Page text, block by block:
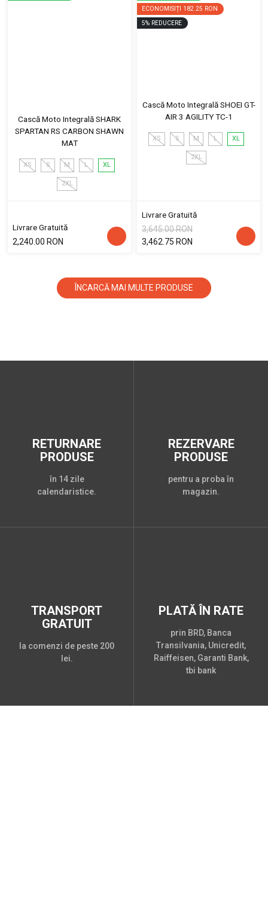
Cască Moto Integrală SHARK
SPARTAN RS CARBON SHAWN
MAT
XS S M L XL
2XL
Livrare Gratuită
2,240.00 RON
ECONOMISIȚI 182.25 RON
5% REDUCERE
Cască Moto Integrală SHOEI GT-
AIR 3 AGILITY TC-1
XS S M L XL
2XL
Livrare Gratuită
3,645.00 RON
3,462.75 RON
ÎNCARCĂ MAI MULTE PRODUSE
RETURNARE
PRODUSE
în 14 zile
calendaristice.
REZERVARE
PRODUSE
pentru a proba în
magazin.
TRANSPORT
GRATUIT
la comenzi de peste 200
lei.
PLATĂ ÎN RATE
prin BRD, Banca
Transilvania, Unicredit,
Raiffeisen, Garanti Bank,
tbi bank